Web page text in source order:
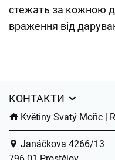
стежать за кожною
враження від
КОНТАКТИ
Květiny Svatý Mořic |
Janáčkova 4266/13